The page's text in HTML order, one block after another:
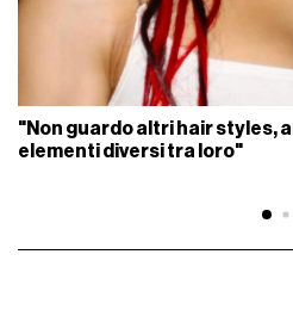
"Non guardo altri hair styles,
elementi diversi tra loro"